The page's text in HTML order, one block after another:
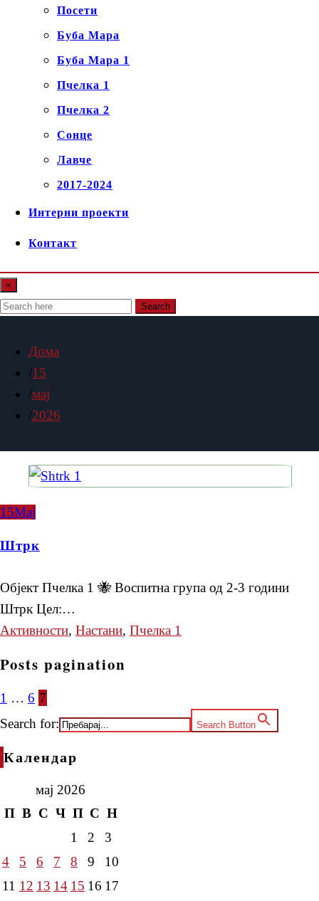
Посети
Буба Мара
Буба Мара 1
Пчелка 1
Пчелка 2
Сонце
Лавче
2017-2024
Интерни проекти
Контакт
×
Search
Дома
15
мај
2026
15Мај
Штрк
Објект Пчелка 1 🐝 Воспитна група од 2-3 години
Штрк Цел:…
Активности, Настани, Пчелка 1
Posts pagination
1 … 6 7
Search for:
Search Button
Календар
мај 2026
П В С Ч П С Н
1
2
3
4
5 6 7 8 9
10
11 12 13 14 15 16 17